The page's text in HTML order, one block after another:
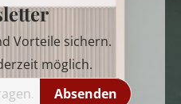
Vorteile sichern.
möglich.
Absenden